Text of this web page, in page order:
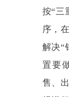
任。
过程绩
理机构